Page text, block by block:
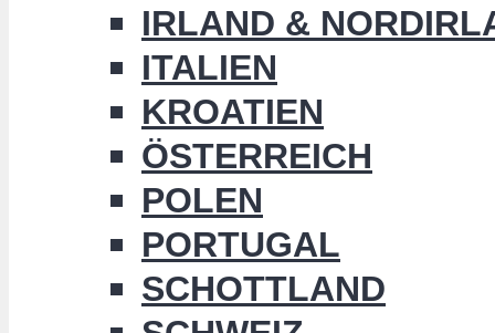
IRLAND &
ITALIEN
KROATIEN
ÖSTERREICH
POLEN
PORTUGAL
SCHOTTLAND